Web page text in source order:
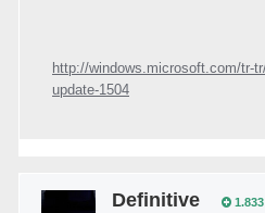
http://windows.microsoft.com/tr-
update-1504
Definitive 1.833